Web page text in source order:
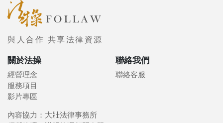
與人合作 共享法律資源
關於法操
經營理念
服務項目
影片專區
聯絡我們
聯絡客服
內容協力：大壯法律事務所